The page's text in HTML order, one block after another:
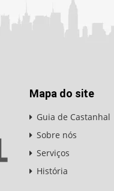
Mapa do site
Guia de Castanhal
Sobre nós
Serviços
História